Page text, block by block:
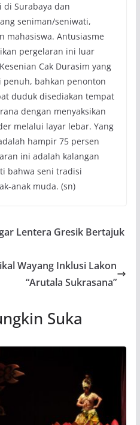
Surabaya dan
seniman/seniwati,
mahasiswa. Antusiasme
pergelaran ini luar
Cak Durasim yang
bahkan penonton
duduk disediakan tempat
dengan menyaksikan
melalui layar lebar. Yang
hampir 75 persen
ini adalah kalangan
bahwa seni tradisi
anak muda. (sn)
Lentera Gresik Bertajuk
Wayang Inklusi Lakon
“Arutala Sukrasana”
Suka